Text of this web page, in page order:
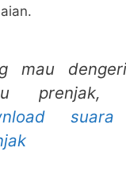
mau
prenjak,
suara